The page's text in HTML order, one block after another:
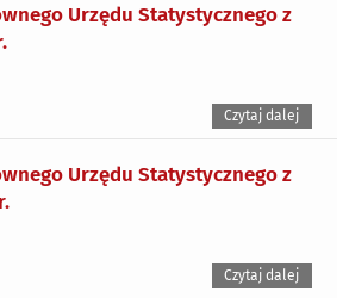
Urzędu Statystycznego z
Czytaj dalej
Urzędu Statystycznego z
Czytaj dalej